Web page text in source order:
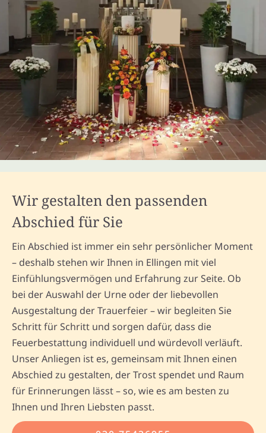
Wir gestalten den passenden
Abschied für Sie
Ein Abschied ist immer ein sehr persönlicher Moment
– deshalb stehen wir Ihnen in Ellingen mit viel
Einfühlungsvermögen und Erfahrung zur Seite. Ob
bei der Auswahl der Urne oder der liebevollen
Ausgestaltung der Trauerfeier – wir begleiten Sie
Schritt für Schritt und sorgen dafür, dass die
Feuerbestattung individuell und würdevoll verläuft.
Unser Anliegen ist es, gemeinsam mit Ihnen einen
Abschied zu gestalten, der Trost spendet und Raum
für Erinnerungen lässt – so, wie es am besten zu
Ihnen und Ihren Liebsten passt.